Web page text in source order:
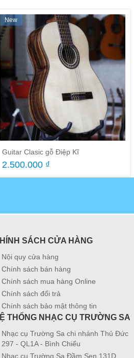
New
Guitar Clasic gỗ Điệp Kĩ
2.500.000 ₫
SÁCH CỬA HÀNG
Nội quy cửa hàng
Chính sách bán hàng
Chính sách mua hàng Online
Chính sách đổi trả
Chính sách bảo mật thông tin
THỐNG NHẠC CỤ TRƯỜNG SA
Nhạc cụ Trường Sa chi nhánh Thủ Đức
297 - QL1A - Bình Chiểu
Nhạc cụ Trường Sa Đầm Sen 131D